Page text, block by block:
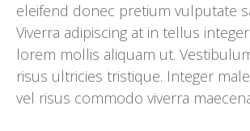
eleifend donec pretium vulputate
Viverra adipiscing at in tellus
lorem mollis aliquam ut.
risus ultricies tristique. Integer
vel risus commodo viverra